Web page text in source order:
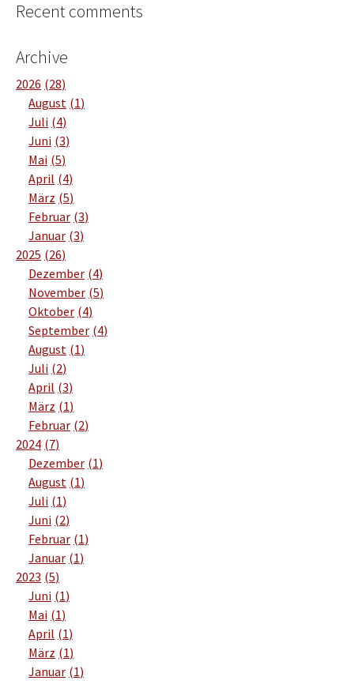
Recent comments
Archive
2026 28
August 1
Juli 4
Juni 3
Mai 5
April 4
März 5
Februar 3
Januar 3
2025 26
Dezember 4
November 5
Oktober 4
September 4
August 1
Juli 2
April 3
März 1
Februar 2
2024 7
Dezember 1
August 1
Juli 1
Juni 2
Februar 1
Januar 1
2023 5
Juni 1
Mai 1
April 1
März 1
Januar 1